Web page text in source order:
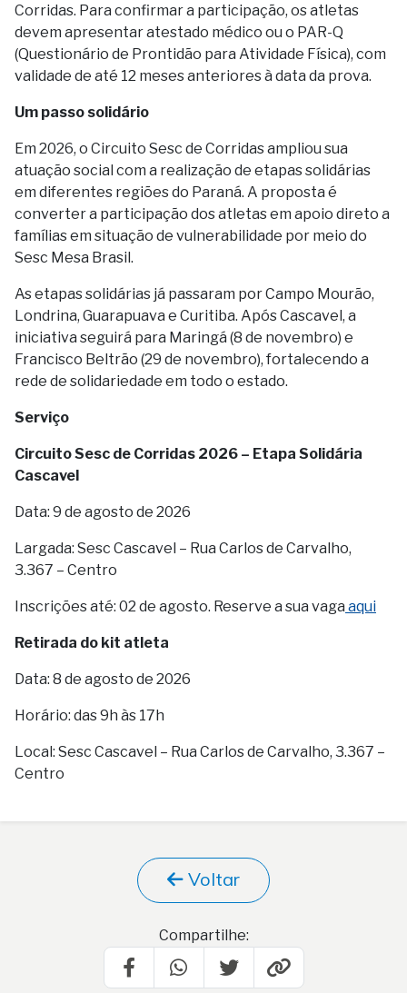
Corridas. Para confirmar a participação, os atletas
devem apresentar atestado médico ou o PAR-Q
(Questionário de Prontidão para Atividade Física), com
validade de até 12 meses anteriores à data da prova.
Um passo solidário
Em 2026, o Circuito Sesc de Corridas ampliou sua
atuação social com a realização de etapas solidárias
em diferentes regiões do Paraná. A proposta é
converter a participação dos atletas em apoio direto a
famílias em situação de vulnerabilidade por meio do
Sesc Mesa Brasil.
As etapas solidárias já passaram por Campo Mourão,
Londrina, Guarapuava e Curitiba. Após Cascavel, a
iniciativa seguirá para Maringá (8 de novembro) e
Francisco Beltrão (29 de novembro), fortalecendo a
rede de solidariedade em todo o estado.
Serviço
Circuito Sesc de Corridas 2026 – Etapa Solidária
Cascavel
Data: 9 de agosto de 2026
Largada: Sesc Cascavel – Rua Carlos de Carvalho,
3.367 – Centro
Inscrições até: 02 de agosto. Reserve a sua vaga aqui
Retirada do kit atleta
Data: 8 de agosto de 2026
Horário: das 9h às 17h
Local: Sesc Cascavel – Rua Carlos de Carvalho, 3.367 –
Centro
Voltar
Compartilhe: